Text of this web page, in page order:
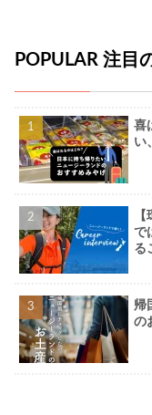
POPULAR 注目
喜
い
で
る
帰
の